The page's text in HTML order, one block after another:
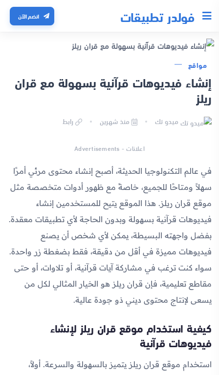
فولدر تطبيقات انضم الآن
مواقع
إنشاء فيديوهات قرآنية بسهولة مع قران
ريلز
ميدو تك منذ شهرين رابط
اعلانات - Advertisements
في عالم التكنولوجيا الحديثة، أصبح إنشاء محتوى مرئي أمرًا
سهلاً ومتاحًا للجميع، خاصةً مع ظهور أدوات متخصصة مثل
موقع قران ريلز. هذا الموقع يتيح للمستخدمين إنشاء
فيديوهات قرآنية بسهولة وبدون الحاجة لأي تطبيقات معقدة.
بفضل واجهته البسيطة، يمكن لأي شخص أن يصنع
فيديوهات مميزة في أقل من دقيقة، فقط بضغطة زر واحدة.
سواء كنت ترغب في مشاركة آيات قرآنية، أو تلاوات، أو حتى
مقاطع تعليمية، فإن قران ريلز هو الخيار المثالي لكل من
يسعى لإنتاج محتوى ديني ذو جودة عالية.
كيفية استخدام موقع قران ريلز لإنشاء
فيديوهات قرآنية
استخدام موقع قران ريلز يتميز بالسهولة والسرعة. أولاً،